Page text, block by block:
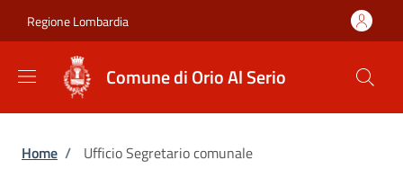
Regione Lombardia
Comune di Orio Al Serio
Briciole di pane
Home / Ufficio Segretario comunale